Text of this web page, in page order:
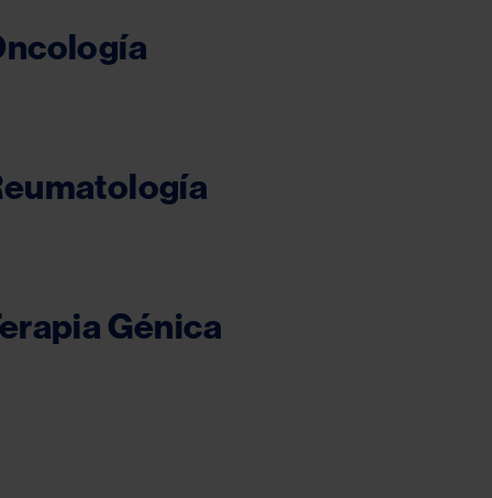
Génica